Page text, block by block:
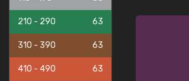
210 - 290 63
310 - 390 63
410 - 490 63